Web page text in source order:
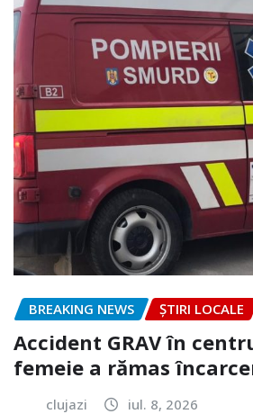
BREAKING NEWS ȘTIRI LOCALE
Accident GRAV în
femeie a rămas
clujazi iul. 8, 2026